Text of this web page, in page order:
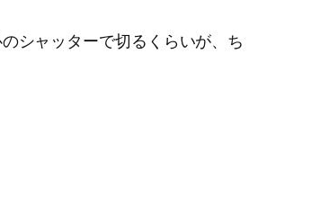
シャッターで切るくらいが、ち